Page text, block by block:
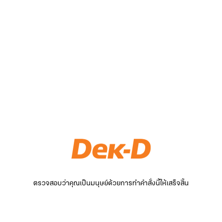
ตรวจสอบว่าคุณเป็นมนุษย์ด้วยการทำคำสั่งนี้ให้เสร็จสิ้น